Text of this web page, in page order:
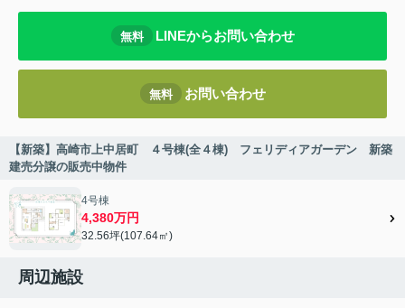
無料 LINEからお問い合わせ
無料 お問い合わせ
【新築】高崎市上中居町 ４号棟(全４棟) フェリディアガーデン 新築
建売分譲の販売中物件
4号棟
4,380万円
32.56坪(107.64㎡)
周辺施設